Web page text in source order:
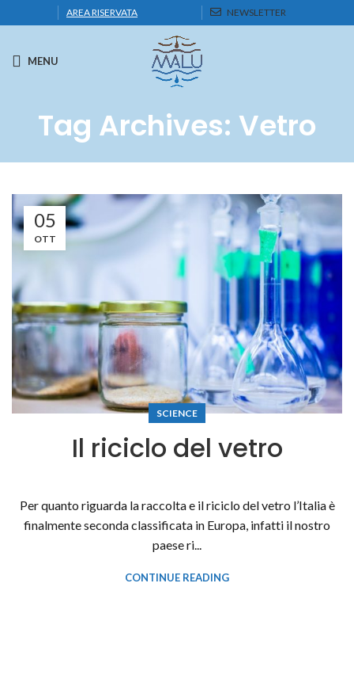
AREA RISERVATA NEWSLETTER
MENU
Tag Archives: Vetro
05
OTT
SCIENCE
Il riciclo del vetro
Per quanto riguarda la raccolta e il riciclo del vetro l’Italia è
finalmente seconda classificata in Europa, infatti il nostro
paese ri...
CONTINUE READING